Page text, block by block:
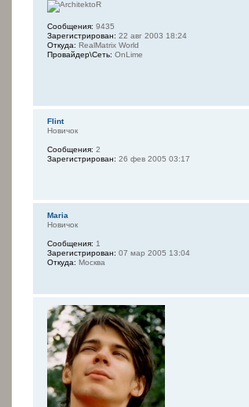
Сообщения: 9435
Зарегистрирован: 22 авг 2003 18:24
Откуда: RealMatrix World
Провайдер\Сеть: OnLime
Flint
Новичок
Сообщения: 2
Зарегистрирован: 26 фев 2005 03:17
Maria
Новичок
Сообщения: 1
Зарегистрирован: 07 мар 2005 13:04
Откуда: Москва